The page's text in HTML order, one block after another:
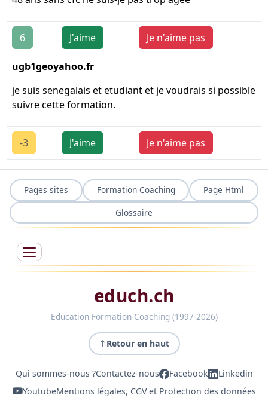
6 J'aime Je n'aime pas
ugb1geoyahoo.fr
je suis senegalais et etudiant et je voudrais si possible
suivre cette formation.
-3 J'aime Je n'aime pas
Pages sites Formation Coaching
Page Html
Glossaire
educh.ch
Education Formation Coaching (1997-2026)
Retour en haut
Qui sommes-nous ?Contactez-nous Facebook
Linkedin
YoutubeMentions légales, CGV et Protection des données